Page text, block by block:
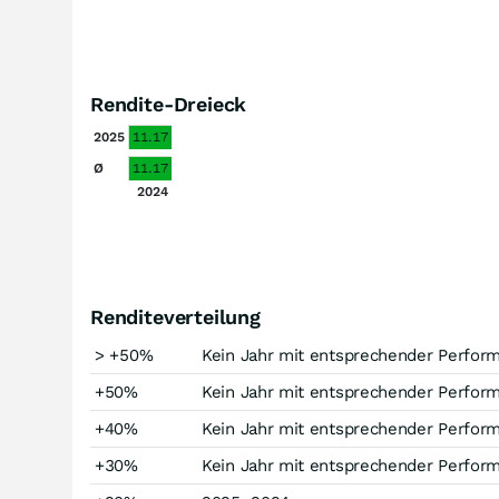
Rendite-Dreieck
2025 11.17
Ø
11.17
2024
Renditeverteilung
> +50%
Kein Jahr mit entsprechender
+50%
Kein Jahr mit entsprechender
+40%
Kein Jahr mit entsprechender
+30%
Kein Jahr mit entsprechender